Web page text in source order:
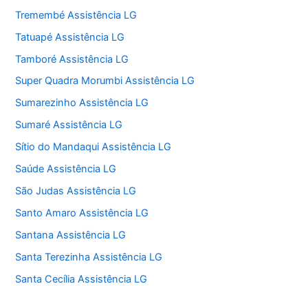
Tremembé Assistência LG
Tatuapé Assistência LG
Tamboré Assistência LG
Super Quadra Morumbi Assistência LG
Sumarezinho Assistência LG
Sumaré Assistência LG
Sítio do Mandaqui Assistência LG
Saúde Assistência LG
São Judas Assistência LG
Santo Amaro Assistência LG
Santana Assistência LG
Santa Terezinha Assistência LG
Santa Cecília Assistência LG